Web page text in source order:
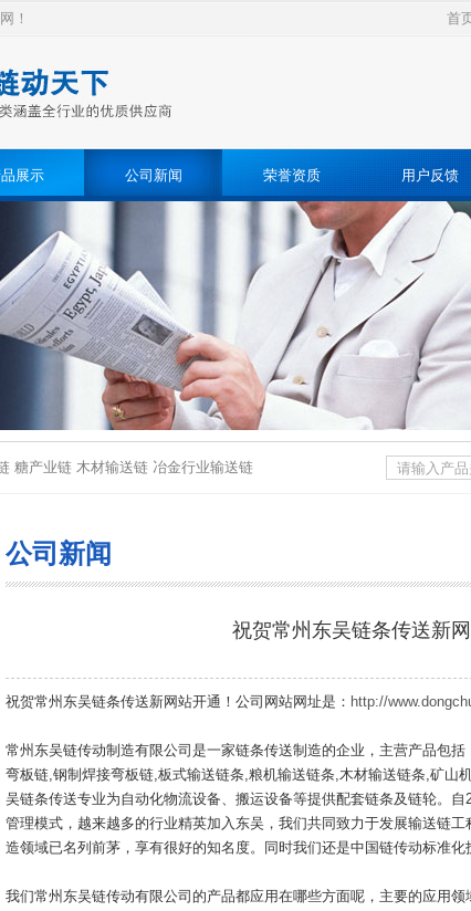
！ 首
展示 公司新闻 荣誉资质 用户反馈
糖产业链 木材输送链 冶金行业输送链
公司新闻
祝贺常州东吴链条传送新网
祝贺常州东吴链条传送新网站开通！公司网站网址是： http://
常州东吴链传动制造有限公司是一家链条传送制造的企业，主营产品包
弯板链,钢制焊接弯板链,板式输送链条,粮机输送链条,木材输送链条,矿山
吴链条传送专业为自动化物流设备、搬运设备等提供配套链条及链轮。
管理模式，越来越多的行业精英加入东吴，我们共同致力于发展输送链
造领域已名列前茅，享有很好的知名度。同时我们还是中国链传动标准化
我们常州东吴链传动有限公司的产品都应用在哪些方面呢，主要的应用领